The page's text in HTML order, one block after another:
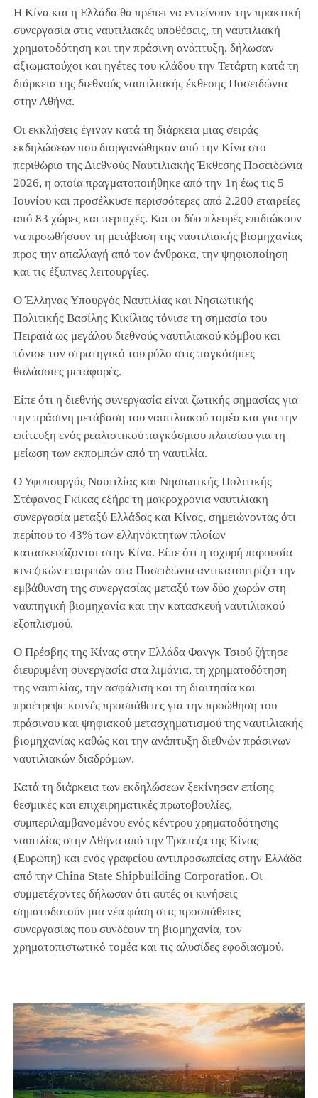
Η Κίνα και η Ελλάδα θα πρέπει να εντείνουν την πρακτική
συνεργασία στις ναυτιλιακές υποθέσεις, τη ναυτιλιακή
χρηματοδότηση και την πράσινη ανάπτυξη, δήλωσαν
αξιωματούχοι και ηγέτες του κλάδου την Τετάρτη κατά τη
διάρκεια της διεθνούς ναυτιλιακής έκθεσης Ποσειδώνια
στην Αθήνα.
Οι εκκλήσεις έγιναν κατά τη διάρκεια μιας σειράς
εκδηλώσεων που διοργανώθηκαν από την Κίνα στο
περιθώριο της Διεθνούς Ναυτιλιακής Έκθεσης Ποσειδώνια
2026, η οποία πραγματοποιήθηκε από την 1η έως τις 5
Ιουνίου και προσέλκυσε περισσότερες από 2.200 εταιρείες
από 83 χώρες και περιοχές. Και οι δύο πλευρές επιδιώκουν
να προωθήσουν τη μετάβαση της ναυτιλιακής βιομηχανίας
προς την απαλλαγή από τον άνθρακα, την ψηφιοποίηση
και τις έξυπνες λειτουργίες.
Ο Έλληνας Υπουργός Ναυτιλίας και Νησιωτικής
Πολιτικής Βασίλης Κικίλιας τόνισε τη σημασία του
Πειραιά ως μεγάλου διεθνούς ναυτιλιακού κόμβου και
τόνισε τον στρατηγικό του ρόλο στις παγκόσμιες
θαλάσσιες μεταφορές.
Είπε ότι η διεθνής συνεργασία είναι ζωτικής σημασίας για
την πράσινη μετάβαση του ναυτιλιακού τομέα και για την
επίτευξη ενός ρεαλιστικού παγκόσμιου πλαισίου για τη
μείωση των εκπομπών από τη ναυτιλία.
Ο Υφυπουργός Ναυτιλίας και Νησιωτικής Πολιτικής
Στέφανος Γκίκας εξήρε τη μακροχρόνια ναυτιλιακή
συνεργασία μεταξύ Ελλάδας και Κίνας, σημειώνοντας ότι
περίπου το 43% των ελληνόκτητων πλοίων
κατασκευάζονται στην Κίνα. Είπε ότι η ισχυρή παρουσία
κινεζικών εταιρειών στα Ποσειδώνια αντικατοπτρίζει την
εμβάθυνση της συνεργασίας μεταξύ των δύο χωρών στη
ναυπηγική βιομηχανία και την κατασκευή ναυτιλιακού
εξοπλισμού.
Ο Πρέσβης της Κίνας στην Ελλάδα Φανγκ Τσιού ζήτησε
διευρυμένη συνεργασία στα λιμάνια, τη χρηματοδότηση
της ναυτιλίας, την ασφάλιση και τη διαιτησία και
προέτρεψε κοινές προσπάθειες για την προώθηση του
πράσινου και ψηφιακού μετασχηματισμού της ναυτιλιακής
βιομηχανίας καθώς και την ανάπτυξη διεθνών πράσινων
ναυτιλιακών διαδρόμων.
Κατά τη διάρκεια των εκδηλώσεων ξεκίνησαν επίσης
θεσμικές και επιχειρηματικές πρωτοβουλίες,
συμπεριλαμβανομένου ενός κέντρου χρηματοδότησης
ναυτιλίας στην Αθήνα από την Τράπεζα της Κίνας
(Ευρώπη) και ενός γραφείου αντιπροσωπείας στην Ελλάδα
από την China State Shipbuilding Corporation. Οι
συμμετέχοντες δήλωσαν ότι αυτές οι κινήσεις
σηματοδοτούν μια νέα φάση στις προσπάθειες
συνεργασίας που συνδέουν τη βιομηχανία, τον
χρηματοπιστωτικό τομέα και τις αλυσίδες εφοδιασμού.